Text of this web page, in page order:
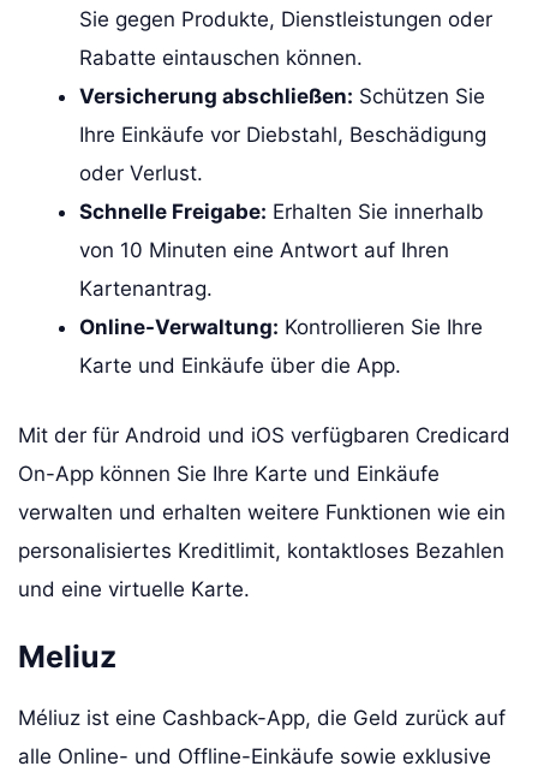
Sie gegen Produkte, Dienstleistungen oder
Rabatte eintauschen können.
Versicherung abschließen: Schützen Sie
Ihre Einkäufe vor Diebstahl, Beschädigung
oder Verlust.
Schnelle Freigabe: Erhalten Sie innerhalb
von 10 Minuten eine Antwort auf Ihren
Kartenantrag.
Online-Verwaltung: Kontrollieren Sie Ihre
Karte und Einkäufe über die App.
Mit der für Android und iOS verfügbaren Credicard
On-App können Sie Ihre Karte und Einkäufe
verwalten und erhalten weitere Funktionen wie ein
personalisiertes Kreditlimit, kontaktloses Bezahlen
und eine virtuelle Karte.
Meliuz
Méliuz ist eine Cashback-App, die Geld zurück auf
alle Online- und Offline-Einkäufe sowie exklusive